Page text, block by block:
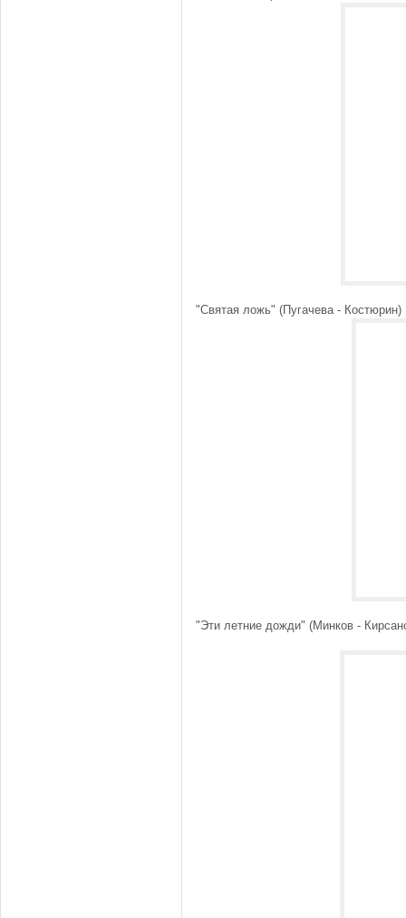
"Святая ложь" (Пугачева - Костюрин)
"Эти летние дожди" (Минков -